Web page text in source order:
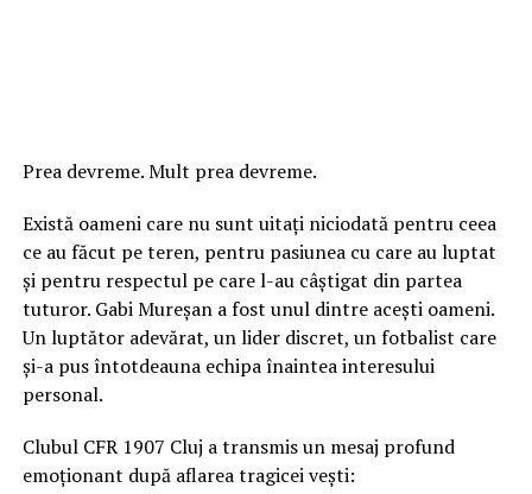
Prea devreme. Mult prea devreme.
Există oameni care nu sunt uitați niciodată pentru ceea
ce au făcut pe teren, pentru pasiunea cu care au luptat
și pentru respectul pe care l-au câștigat din partea
tuturor. Gabi Mureșan a fost unul dintre acești oameni.
Un luptător adevărat, un lider discret, un fotbalist care
și-a pus întotdeauna echipa înaintea interesului
personal.
Clubul CFR 1907 Cluj a transmis un mesaj profund
emoționant după aflarea tragicei vești: